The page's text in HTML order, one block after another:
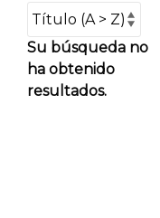
Su búsqueda no
ha obtenido
resultados.